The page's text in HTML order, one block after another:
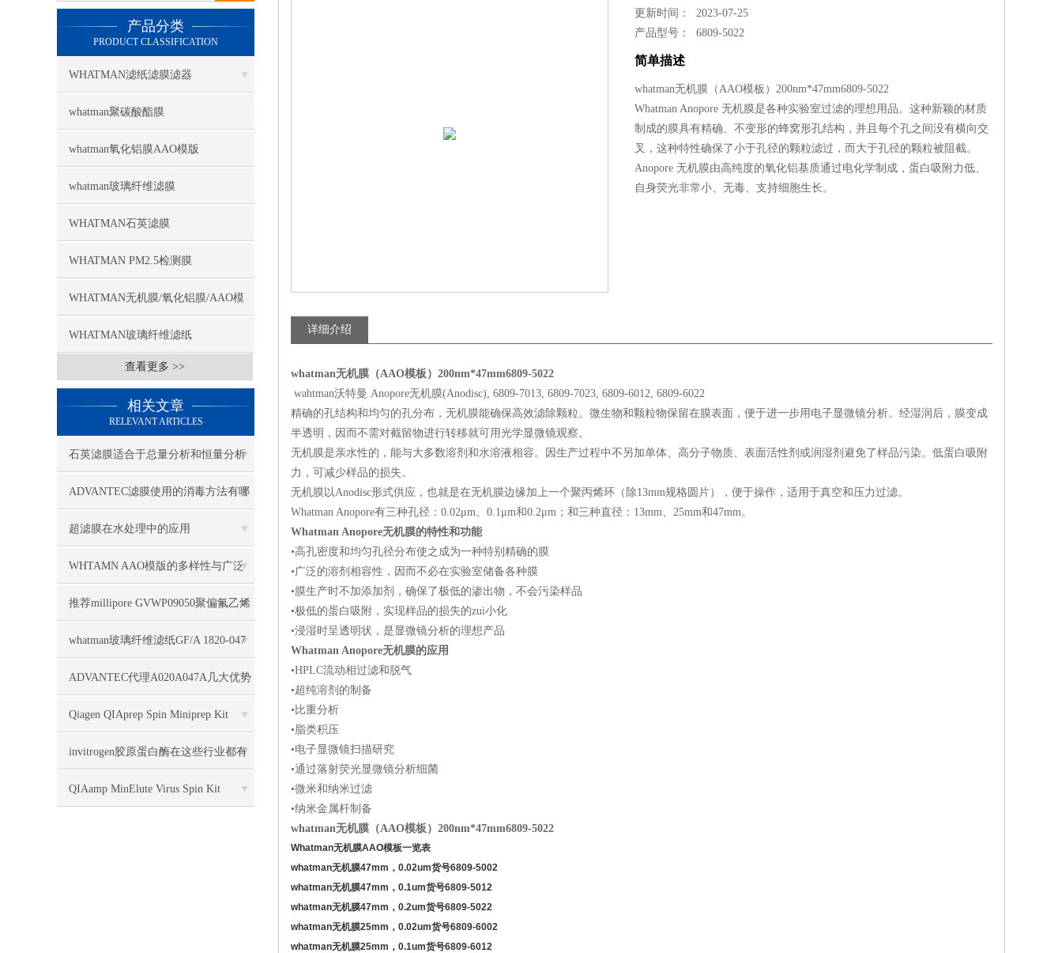
产品分类
PRODUCT CLASSIFICATION
WHATMAN滤纸滤膜滤器
whatman聚碳酸酯膜
whatman氧化铝膜AAO模版
whatman玻璃纤维滤膜
WHATMAN石英滤膜
WHATMAN PM2.5检测膜
WHATMAN无机膜/氧化铝膜/AAO模
板
WHATMAN玻璃纤维滤纸
查看更多 >>
相关文章
RELEVANT ARTICLES
石英滤膜适合于总量分析和恒量分析
ADVANTEC滤膜使用的消毒方法有哪
些
超滤膜在水处理中的应用
WHTAMN AAO模版的多样性与广泛
应用
推荐millipore GVWP09050聚偏氟乙烯
过滤膜0.22um
whatman玻璃纤维滤纸GF/A 1820-047
几大特点
ADVANTEC代理A020A047A几大优势
Qiagen QIAprep Spin Miniprep Kit
27106
invitrogen胶原蛋白酶在这些行业都有
广泛应用
QIAamp MinElute Virus Spin Kit
更新时间： 2023-07-25
产品型号：6809-5022
简单描述
whatman无机膜（AAO模板）200nm*47mm6809-5022
Whatman Anopore 无机膜是各种实验室过滤的理想用品。这种新颖的材质
制成的膜具有精确、不变形的蜂窝形孔结构，并且每个孔之间没有横向交
叉，这种特性确保了小于孔径的颗粒滤过，而大于孔径的颗粒被阻截。
Anopore 无机膜由高纯度的氧化铝基质通过电化学制成，蛋白吸附力低、
自身荧光非常小、无毒、支持细胞生长。
详细介绍
whatman无机膜（AAO模板）200nm*47mm6809-5022
wahtman沃特曼 Anopore无机膜(Anodisc), 6809-7013, 6809-7023, 6809-6012, 6809-6022
精确的孔结构和均匀的孔分布，无机膜能确保高效滤除颗粒。微生物和颗粒物保留在膜表面，便于进一步用电子显微镜分析。经湿润后，膜变成
半透明，因而不需对截留物进行转移就可用光学显微镜观察。
无机膜是亲水性的，能与大多数溶剂和水溶液相容。因生产过程中不另加单体、高分子物质、表面活性剂或润湿剂避免了样品污染。低蛋白吸附
力，可减少样品的损失。
无机膜以Anodisc形式供应，也就是在无机膜边缘加上一个聚丙烯环（除13mm规格圆片），便于操作，适用于真空和压力过滤。
Whatman Anopore有三种孔径：0.02μm、0.1μm和0.2μm；和三种直径：13mm、25mm和47mm。
Whatman Anopore无机膜的特性和功能
•高孔密度和均匀孔径分布使之成为一种特别精确的膜
•广泛的溶剂相容性，因而不必在实验室储备各种膜
•膜生产时不加添加剂，确保了极低的渗出物，不会污染样品
•极低的蛋白吸附，实现样品的损失的zui小化
•浸湿时呈透明状，是显微镜分析的理想产品
Whatman Anopore无机膜的应用
•HPLC流动相过滤和脱气
•超纯溶剂的制备
•比重分析
•脂类积压
•电子显微镜扫描研究
•通过落射荧光显微镜分析细菌
•微米和纳米过滤
•纳米金属杆制备
whatman无机膜（AAO模板）200nm*47mm6809-5022
Whatman无机膜AAO模板一览表
whatman无机膜47mm ， 0.02um货号6809-5002
whatman无机膜47mm ， 0.1um货号6809-5012
whatman无机膜47mm ， 0.2um货号6809-5022
whatman无机膜25mm ， 0.02um货号6809-6002
whatman无机膜25mm ， 0.1um货号6809-6012